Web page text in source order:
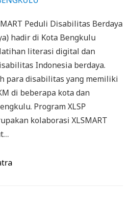
Peduli Disabilitas Berdaya
hadir di Kota Bengkulu
literasi digital dan
Indonesia berdaya.
para disabilitas yang memiliki
di beberapa kota dan
Program XLSP
kolaborasi XLSMART